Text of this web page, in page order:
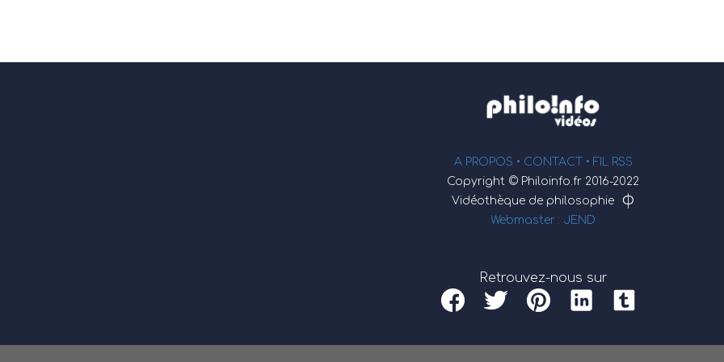
A PROPOS • CONTACT • FIL RSS
Copyright © Philoinfo.fr 2016-2022
Vidéothèque de philosophie
φ
Webmaster : JEND
Retrouvez-nous sur